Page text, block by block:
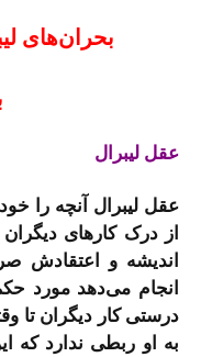
بحران‌های
عقل لیبرال
عقل لیبرال آنچه را
از درک کارهای
اندیشه و اعتقادش
انجام می‌دهد مورد
درستی کار دیگران تا
به او ربطی ندارد که